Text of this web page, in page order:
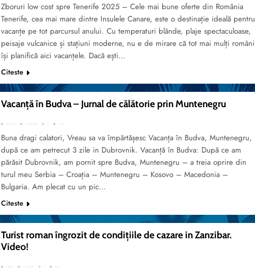
Zboruri low cost spre Tenerife 2025 – Cele mai bune oferte din România
Tenerife, cea mai mare dintre Insulele Canare, este o destinație ideală pentru
vacanțe pe tot parcursul anului. Cu temperaturi blânde, plaje spectaculoase,
peisaje vulcanice și stațiuni moderne, nu e de mirare că tot mai mulți români
își planifică aici vacanțele. Dacă ești…
Citeste
Vacanță în Budva – Jurnal de călătorie prin Muntenegru
Teo Costin
Buna dragi calatori, Vreau sa va împărtășesc Vacanța în Budva, Muntenegru,
după ce am petrecut 3 zile in Dubrovnik. Vacanță în Budva: După ce am
părăsit Dubrovnik, am pornit spre Budva, Muntenegru – a treia oprire din
turul meu Serbia – Croația – Muntenegru – Kosovo – Macedonia –
Bulgaria. Am plecat cu un pic…
Citeste
Turist roman îngrozit de condițiile de cazare in Zanzibar.
Video!
TripVola